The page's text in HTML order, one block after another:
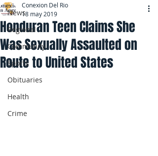
News
Regional
Community
Sports
Obituaries
Health
Crime
Honduran Teen Claims She
Was Sexually Assaulted on
Route to United States
Conexion Del Rio
18 may 2019